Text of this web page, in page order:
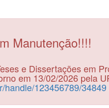
Manutenção!!!!
e Dissertações em
em 13/02/2026 pela
handle/123456789/34849